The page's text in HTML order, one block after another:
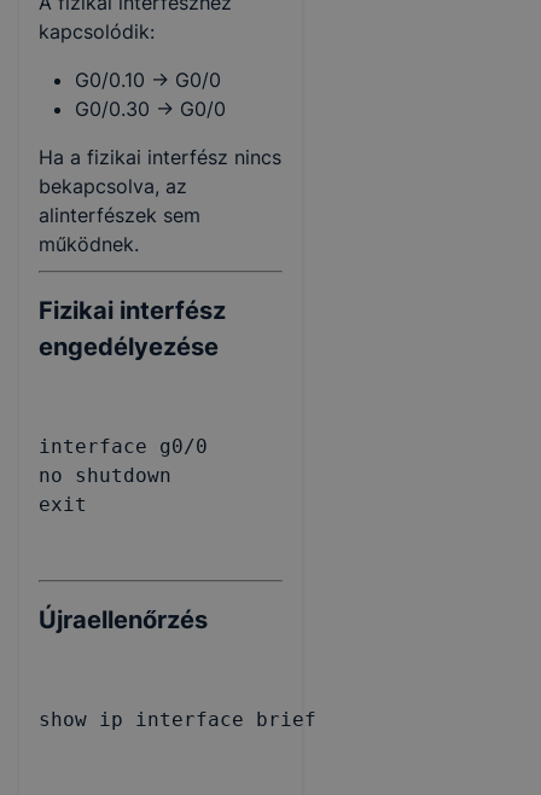
kapcsolódik:
G0/0.10 -> G0/0
G0/0.30 -> G0/0
Ha a fizikai interfész nincs
bekapcsolva, az
alinterfészek sem
működnek.
Fizikai interfész
engedélyezése
interface g0/0
no shutdown
exit
Újraellenőrzés
show ip interface brief